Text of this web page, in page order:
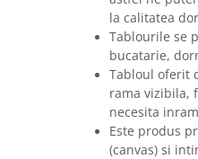
Tricouri music is life
Tricouri sporturi de iarna
Tricouri snowboard
Tricouri aniversare
la calitatea
Tablourile se
bucatarie,
Tabloul oferit
rama vizibila,
necesita
Este produs
(canvas) si